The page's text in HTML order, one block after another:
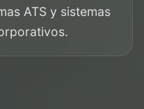
ATS y sistemas